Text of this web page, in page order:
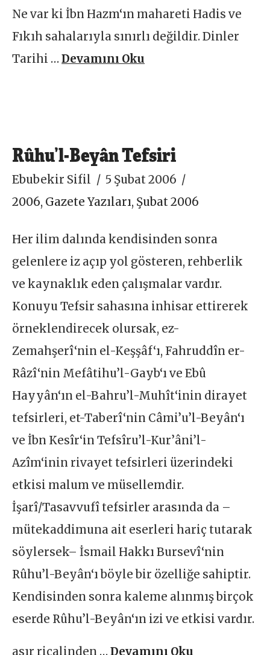
Ne var ki İbn Hazm‘ın mahareti Hadis ve
Fıkıh sahalarıyla sınırlı değildir. Dinler
Tarihi …Devamını Oku
Rûhu’l-Beyân Tefsiri
Ebubekir Sifil
5 Şubat 2006
2006, Gazete Yazıları, Şubat 2006
Her ilim dalında kendisinden sonra
gelenlere iz açıp yol gösteren, rehberlik
ve kaynaklık eden çalışmalar vardır.
Konuyu Tefsir sahasına inhisar ettirerek
örneklendirecek olursak, ez-
Zemahşerî‘nin el-Keşşâf‘ı, Fahruddîn er-
Râzî‘nin Mefâtihu’l-Gayb‘ı ve Ebû
Hayyân‘ın el-Bahru’l-Muhît‘inin dirayet
tefsirleri, et-Taberî‘nin Câmi’u’l-Beyân‘ı
ve İbn Kesîr‘in Tefsîru’l-Kur’âni’l-
Azîm‘inin rivayet tefsirleri üzerindeki
etkisi malum ve müsellemdir.
İşarî/Tasavvufî tefsirler arasında da –
mütekaddimuna ait eserleri hariç tutarak
söylersek– İsmail Hakkı Bursevî‘nin
Rûhu’l-Beyân‘ı böyle bir özelliğe sahiptir.
Kendisinden sonra kaleme alınmış birçok
eserde Rûhu’l-Beyân‘ın izi ve etkisi vardır.
asır ricalinden …Devamını Oku